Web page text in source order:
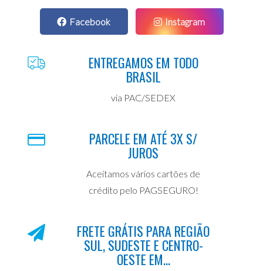
Facebook Instagram
ENTREGAMOS EM TODO
BRASIL
via PAC/SEDEX
PARCELE EM ATÉ 3X S/
JUROS
Aceitamos vários cartões de
crédito pelo PAGSEGURO!
FRETE GRÁTIS PARA REGIÃO
SUL, SUDESTE E CENTRO-
OESTE EM...